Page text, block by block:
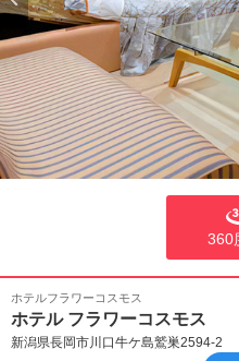
360
ホテルフラワーコスモス
ホテル フラワーコスモス
新潟県長岡市川口牛ケ島鷲巣2594-2